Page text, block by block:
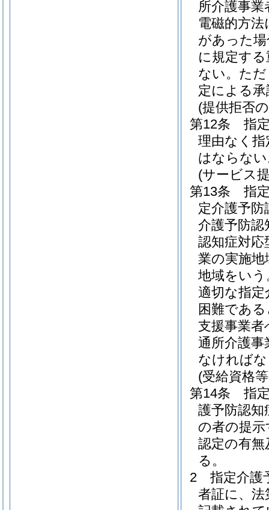
所介護事
電磁的方
があった
に規定す
ない。 た
定による
(提供拒否
第12条
指
理由なく指
はならな
(サービス
第13条
指
定介護予防
介護予防認
認知症対応
業の実施地
地域をい
適切な指
困難であ
支援事業者
通所介護
なければ
(受給資格
第14条
指
護予防認
の者の提
認定の有
る。
2
指定介護
者証に、法